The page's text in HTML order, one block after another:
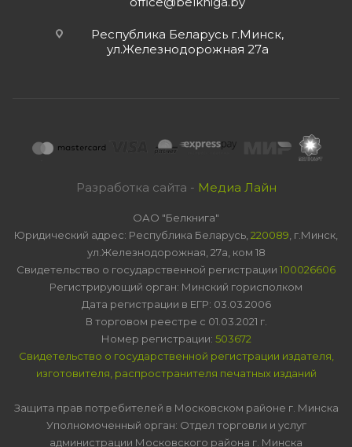
Республика Беларусь г.Минск,
ул.Железнодорожная 27а
Разработка сайта - Медиа Лайн
ОАО "Белкнига"
Юридический адрес: Республика Беларусь, 220089 , г.Минск,
ул.Железнодорожная, 27а, ком 18
Свидетельство о государственной регистрации 100026606
Регистрирующий орган: Минский горисполком
Дата регистрации в ЕГР: 03.03.2006
В торговом реестре с 01.03.2021 г.
Номер регистрации: 503672
Свидетельство о государственной регистрации издателя,
изготовителя, распространителя печатных изданий
Защита прав потребителей в Московском районе г. Минска
Уполномоченный орган: Отдел торговли и услуг
администрации Московского района г. Минска